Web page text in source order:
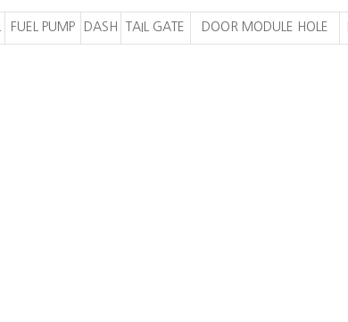
FUEL PUMP DASH TAIL GATE DOOR MODULE HOLE